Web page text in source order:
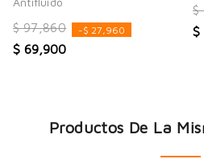
$ 97,860
-$ 27,960
$ 69,900
$
$
Productos De La